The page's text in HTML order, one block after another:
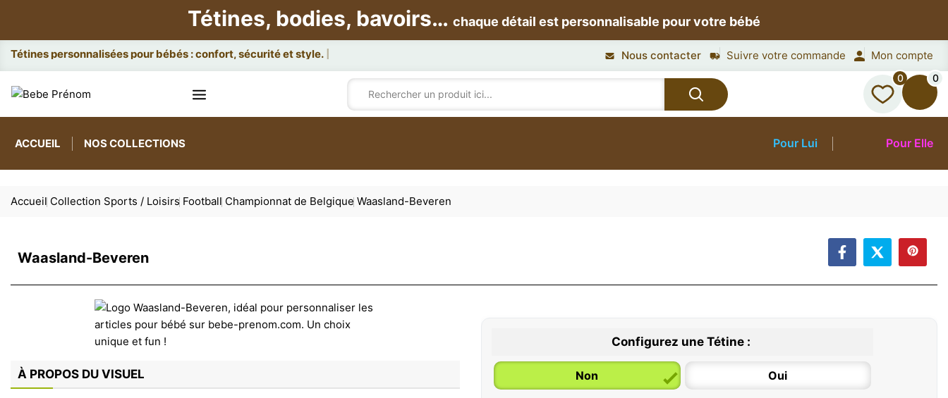
Tétines, bodies, bavoirs… chaque détail est personnalisable pour votre bébé
Att Nous contacter Suivre votre commande Mon compte
0 0
ACCUEIL NOS COLLECTIONS Pour Lui Pour Elle
Accueil Collection Sports / Loisirs Football Championnat de Belgique Waasland-Beveren
Waasland-Beveren
À PROPOS DU VISUEL
Configurez une Tétine :
Non Oui